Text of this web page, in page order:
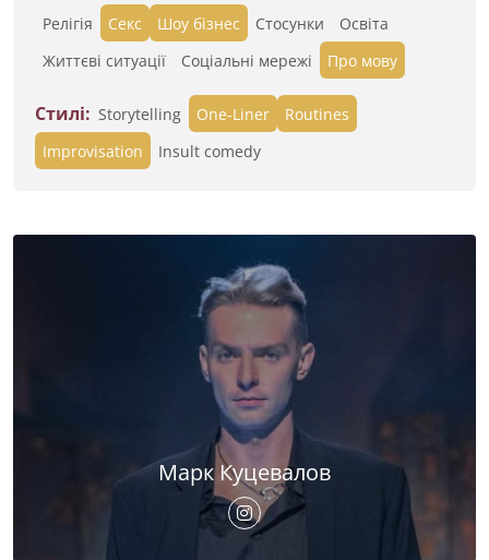
Релігія
Секс Шоу бізнес Стосунки
Освіта
Життєві ситуації
Cоціальні мережі Про мову
Стилі: Storytelling One-Liner
Routines
Improvisation
Insult comedy
Марк Куцевалов